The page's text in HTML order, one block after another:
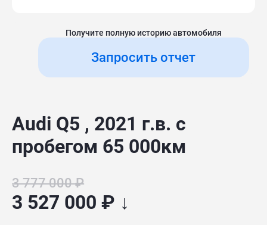
Получите полную историю автомобиля
Запросить отчет
Audi Q5 , 2021 г.в. с
пробегом 65 000км
3 777 000 ₽
3 527 000 ₽ ↓